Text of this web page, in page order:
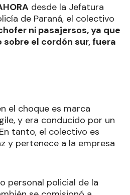
desde la Jefatura
de Paraná, el colectivo
ni pasajersos, ya que
el cordón sur, fuera
el choque es marca
y era conducido por un
tanto, el colectivo es
y pertenece a la empresa
personal policial de la